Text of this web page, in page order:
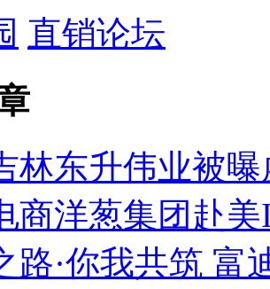
直销论坛
林东升伟业被
商洋葱集团赴
路·你我共筑 富